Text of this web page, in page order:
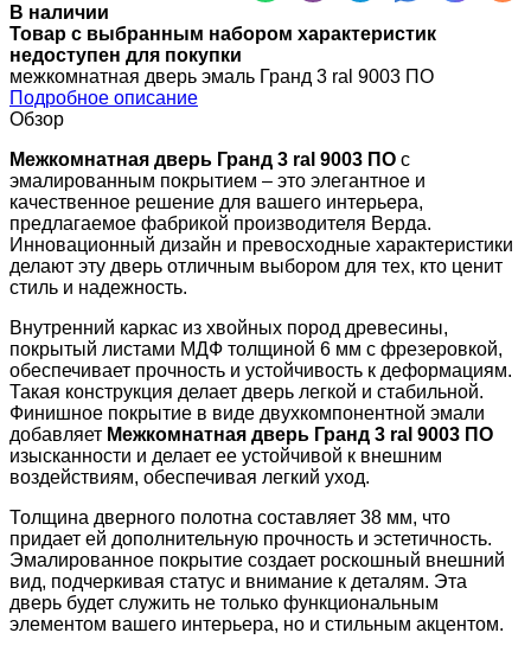
В наличии
Товар с выбранным набором характеристик
недоступен для покупки
межкомнатная дверь эмаль Гранд 3 ral 9003 ПО
Подробное описание
Обзор
Межкомнатная дверь Гранд 3 ral 9003 ПО с
эмалированным покрытием – это элегантное и
качественное решение для вашего интерьера,
предлагаемое фабрикой производителя Верда.
Инновационный дизайн и превосходные характеристики
делают эту дверь отличным выбором для тех, кто ценит
стиль и надежность.
Внутренний каркас из хвойных пород древесины,
покрытый листами МДФ толщиной 6 мм с фрезеровкой,
обеспечивает прочность и устойчивость к деформациям.
Такая конструкция делает дверь легкой и стабильной.
Финишное покрытие в виде двухкомпонентной эмали
добавляет Межкомнатная дверь Гранд 3 ral 9003 ПО
изысканности и делает ее устойчивой к внешним
воздействиям, обеспечивая легкий уход.
Толщина дверного полотна составляет 38 мм, что
придает ей дополнительную прочность и эстетичность.
Эмалированное покрытие создает роскошный внешний
вид, подчеркивая статус и внимание к деталям. Эта
дверь будет служить не только функциональным
элементом вашего интерьера, но и стильным акцентом.